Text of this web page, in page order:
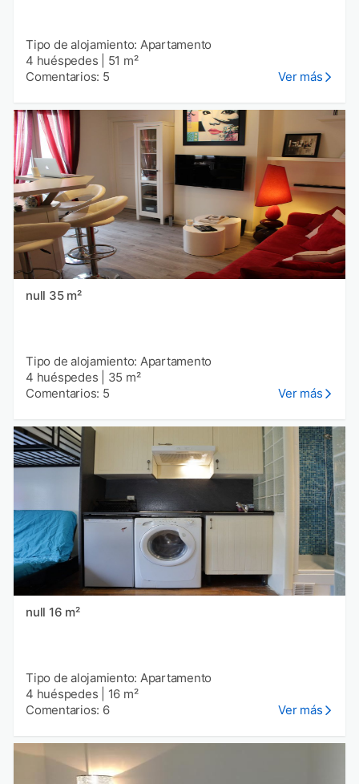
Tipo de alojamiento: Apartamento
4 huéspedes
51 m²
Comentarios: 5
Ver más
null 35 m²
Tipo de alojamiento: Apartamento
4 huéspedes
35 m²
Comentarios: 5
Ver más
null 16 m²
Tipo de alojamiento: Apartamento
4 huéspedes
16 m²
Comentarios: 6
Ver más